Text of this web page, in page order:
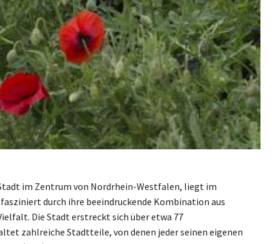
im Zentrum von Nordrhein-Westfalen, liegt im
durch ihre beeindruckende Kombination aus
Die Stadt erstreckt sich über etwa 77
zahlreiche Stadtteile, von denen jeder seinen eigenen